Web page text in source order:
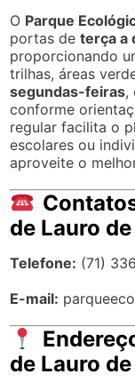
O Parque
portas deterça a
proporcionando
trilhas, áreas
segundas-feiras,
conforme
regular facilita o
escolares ou
aproveite o
de Lauro
Telefone: (71)
E-mail:
de Lauro